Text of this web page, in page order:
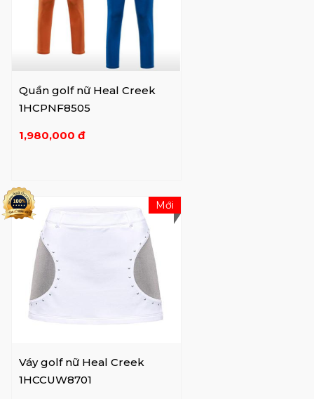
Quần golf nữ Heal Creek
1HCPNF8505
1,980,000 đ
Váy golf nữ Heal Creek
1HCCUW8701
Mới